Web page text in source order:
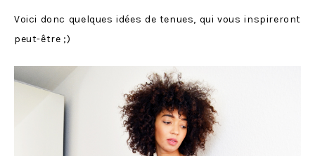
Voici donc quelques idées de tenues, qui vous inspireront
peut-être ;)